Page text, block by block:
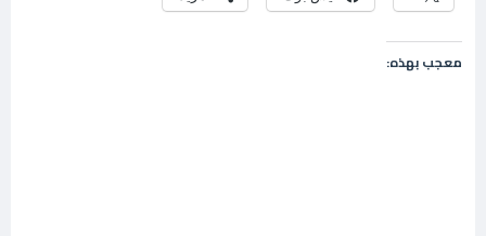
معجب بهذه: